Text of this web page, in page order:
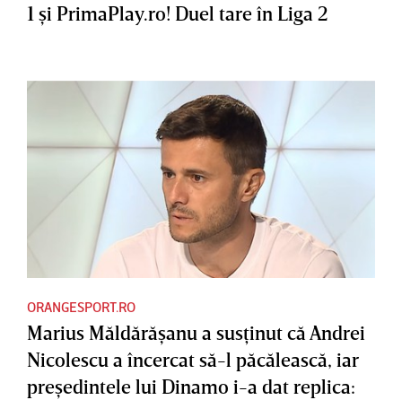
1 şi PrimaPlay.ro! Duel tare în Liga 2
ORANGESPORT.RO
Marius Măldărăşanu a susţinut că Andrei
Nicolescu a încercat să-l păcălească, iar
preşedintele lui Dinamo i-a dat replica: